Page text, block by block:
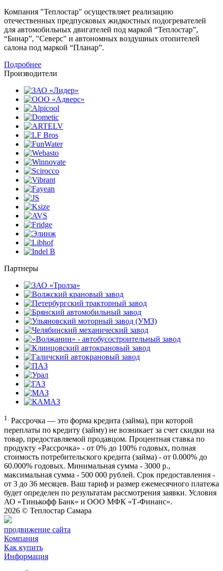
Компания "Теплостар" осуществляет реализацию
отечественных предпусковых жидкостных подогревателей
для автомобильных двигателей под маркой “Теплостар”,
“Бинар”, "Северс" и автономных воздушных отопителей
салона под маркой “Планар”.
Подробнее
Производители
Партнеры
1. Рассрочка — это форма кредита (займа), при которой
переплаты по кредиту (займу) не возникает за счет скидки на
товар, предоставляемой продавцом. Процентная ставка по
продукту «Рассрочка» - от 0% до 100% годовых, полная
стоимость потребительского кредита (займа) - от 0.000% до
60.000% годовых. Минимальная сумма - 3000 р.,
максимальная сумма - 500 000 рублей. Срок предоставления -
от 3 до 36 месяцев. Ваш тариф и размер ежемесячного платежа
будет определен по результатам рассмотрения заявки. Условия
АО «Тинькофф Банк» и ООО МФК «Т-Финанс».
2026 © Теплостар Самара
продвижение сайта
Компания
Как купить
Информация